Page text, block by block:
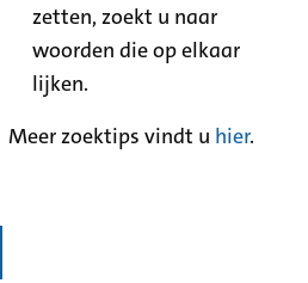
zetten, zoekt u naar
woorden die op elkaar
lijken.
Meer zoektips vindt u hier.